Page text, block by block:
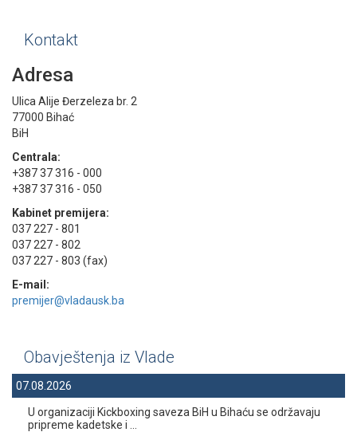
Kontakt
Adresa
Ulica Alije Đerzeleza br. 2
77000 Bihać
BiH
Centrala:
+387 37 316 - 000
+387 37 316 - 050
Kabinet premijera:
037 227 - 801
037 227 - 802
037 227 - 803 (fax)
E-mail:
premijer@vladausk.ba
Obavještenja iz Vlade
07.08.2026
U organizaciji Kickboxing saveza BiH u Bihaću se održavaju
pripreme kadetske i ...